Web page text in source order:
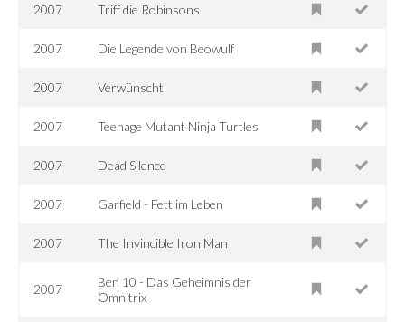
2007 Triff die Robinsons
2007 Die Legende von Beowulf
2007 Verwünscht
2007 Teenage Mutant Ninja Turtles
2007 Dead Silence
2007 Garfield - Fett im Leben
2007 The Invincible Iron Man
2007
Ben 10 - Das Geheimnis der
Omnitrix